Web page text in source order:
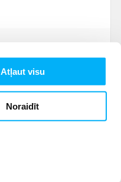
Atļaut visu
Noraidīt